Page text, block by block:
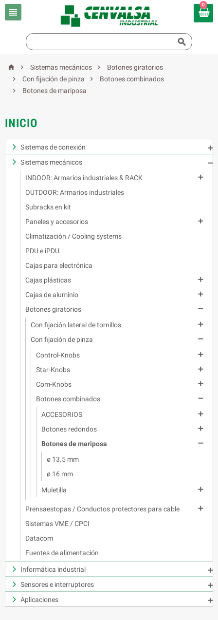

0

  Sistemas mecánicos 
Botones giratorios

Con fijación de pinza 
Botones combinados

Botones de mariposa
INICIO
Sistemas de conexión

Sistemas mecánicos

INDOOR: Armarios industriales & RACK

OUTDOOR: Armarios industriales
Subracks en kit
Paneles y accesorios

Climatización / Cooling systems
PDU e iPDU
Cajas para electrónica
Cajas plásticas

Cajas de aluminio

Botones giratorios

Con fijación lateral de tornillos

Con fijación de pinza

Control-Knobs

Star-Knobs

Com-Knobs

Botones combinados

ACCESORIOS

Botones redondos

Botones de mariposa

ø 13.5 mm
ø 16 mm
Muletilla 
Prensaestopas / Conductos protectores para cable

Sistemas VME / CPCI
Datacom
Fuentes de alimentación
Informática industrial

Sensores e interruptores

Aplicaciones
